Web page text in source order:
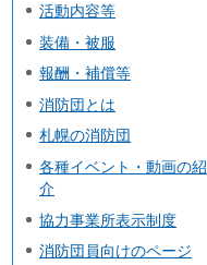
活動内容等
装備・被服
報酬・補償等
消防団とは
札幌の消防団
各種イベント・動画の紹
介
協力事業所表示制度
消防団員向けのページ